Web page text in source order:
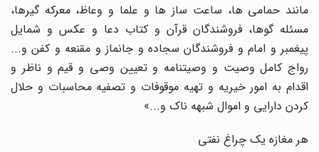
مانند حمامی ها، ساعت ساز ها و علما و وعاظ، معرکه گیرها،
مسئله گوها، فروشندگان قرآن و کتاب دعا و عکس و شمایل
پیغمبر و امام و فروشندگان سجاده و جانماز و مقنعه و کفن و...
رواج کامل وصیت و وصیتنامه و تعیین وصی و قیم و ناظر و
اقدام به امور خیریه و تهیه موقوفات و تصفیه محاسبات و حلال
کردن دارایی و اموال شبهه ناک و...»
هر مغازه یک چراغ نفتی